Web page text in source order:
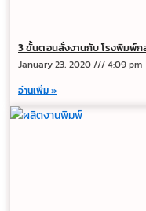
3 ขั้นตอนสั่งงานกับ โรงพิมพ์
January 23, 2020
4:09 pm
อ่านเพิ่ม »